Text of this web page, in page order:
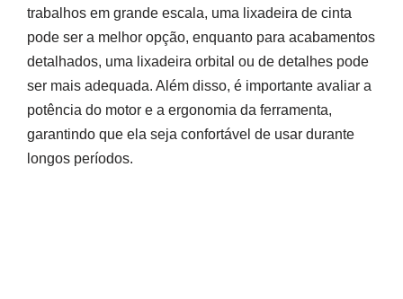
trabalhos em grande escala, uma lixadeira de cinta
pode ser a melhor opção, enquanto para acabamentos
detalhados, uma lixadeira orbital ou de detalhes pode
ser mais adequada. Além disso, é importante avaliar a
potência do motor e a ergonomia da ferramenta,
garantindo que ela seja confortável de usar durante
longos períodos.